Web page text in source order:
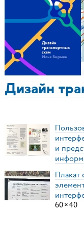
Дизайн
и
Плакат
60×40